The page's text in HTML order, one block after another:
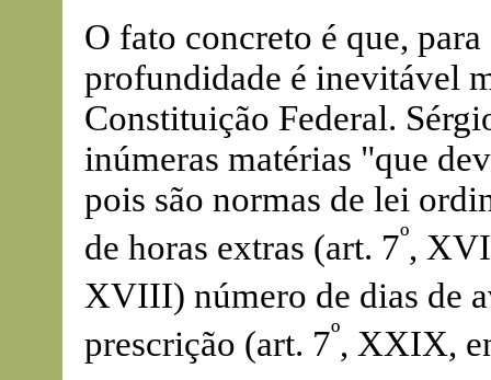
O fato concreto é que,
profundidade é inevitável
Constituição Federal.
inúmeras matérias "que
pois são normas de lei
de horas extras (art. 7º,
XVIII) número de dias de
prescrição (art. 7º, XXIX,